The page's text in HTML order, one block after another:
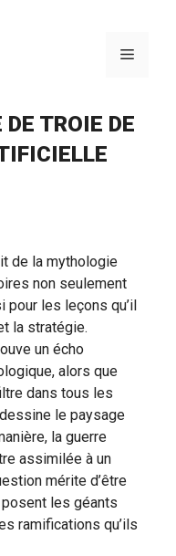
Menu
DE TROIE DE
de la mythologie
non seulement
pour les leçons qu’il
la stratégie.
un écho
alors que
dans tous les
le paysage
la guerre
assimilée à un
mérite d’être
les géants
ramifications qu’ils